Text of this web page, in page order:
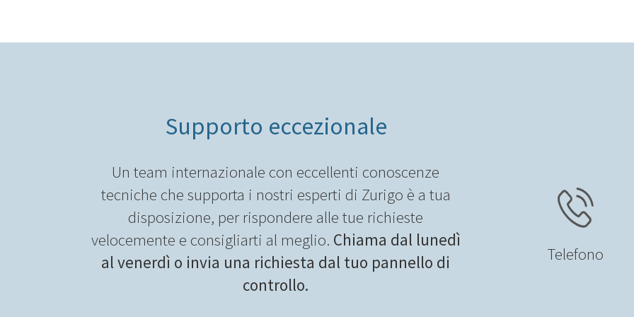
Supporto eccezionale
Un team internazionale con eccellenti conoscenze
tecniche che supporta i nostri esperti di Zurigo è a tua
disposizione, per rispondere alle tue richieste
velocemente e consigliarti al meglio. Chiama dal lunedì
al venerdì o invia una richiesta dal tuo pannello di
controllo.
Telefono